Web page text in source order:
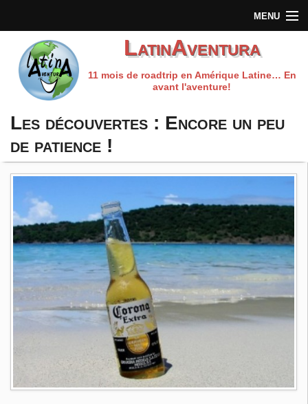
MENU
Accueil
Qui sommes-nous?
Carnet de route
Les fils rouges
LatinAventura
11 mois de roadtrip en Amérique Latine… En
avant l'aventure!
Les découvertes : Encore un peu
de patience !